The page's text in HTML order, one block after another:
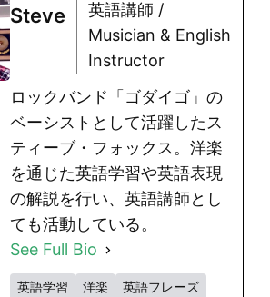
Steve
英語講師 /
Musician & English
Instructor
ロックバンド「ゴダイゴ」の
ベーシストとして活躍したス
ティーブ・フォックス。洋楽
を通じた英語学習や英語表現
の解説を行い、英語講師とし
ても活動している。
See Full Bio
英語学習 洋楽
英語フレーズ